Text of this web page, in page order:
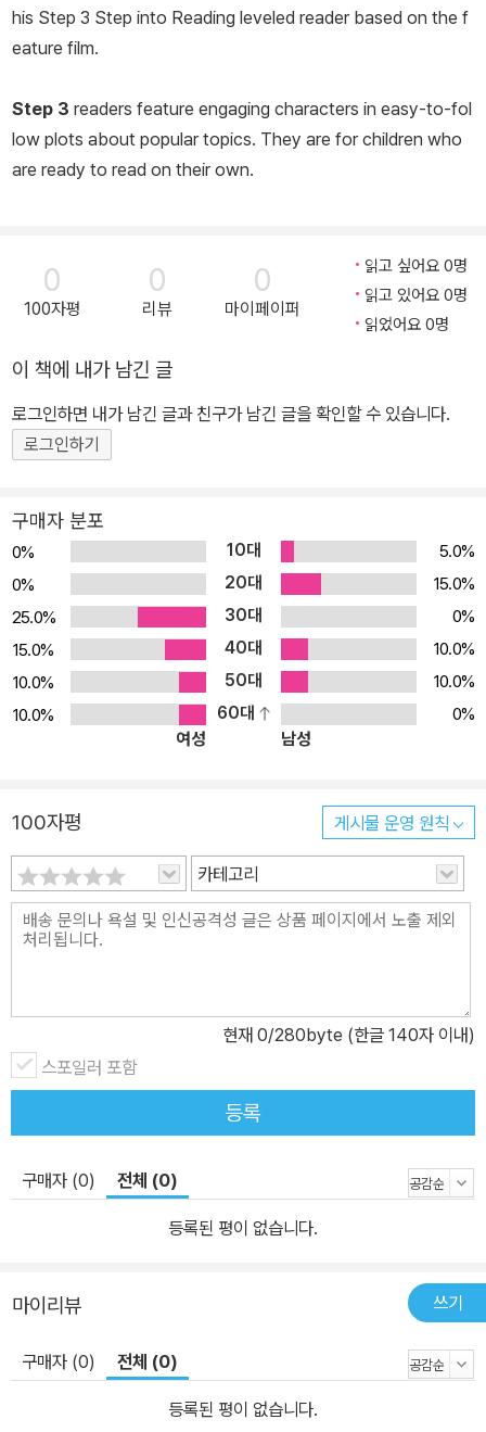
his Step 3 Step into Reading leveled reader based on the f
eature film.
Step 3 readers feature engaging characters in easy-to-fol
low plots about popular topics. They are for children who
are ready to read on their own.
0
100자평
0
리뷰
0
마이페이퍼
읽고 싶어요 0명
읽고 있어요 0명
읽었어요 0명
이 책에 내가 남긴 글
로그인하면 내가 남긴 글과 친구가 남긴 글을 확인할 수 있습니다.
로그인하기
구매자 분포
0% 10대
5.0%
0%
20대
15.0%
25.0%
30대
0%
15.0%
40대
10.0%
10.0%
50대
10.0%
10.0%
60대
0%
여성
남성
100자평 게시물 운영 원칙
카테고리
현재 0/280byte (한글 140자 이내)
스포일러 포함
등록
구매자 (0) 전체 (0)
등록된 평이 없습니다.
마이리뷰 쓰기
구매자 (0) 전체 (0)
등록된 평이 없습니다.